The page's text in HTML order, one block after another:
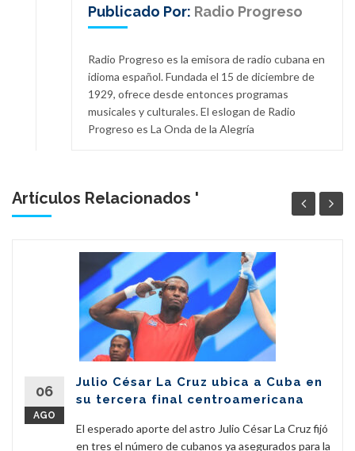
Publicado Por: Radio Progreso
Radio Progreso es la emisora de radio cubana en
idioma español. Fundada el 15 de diciembre de
1929, ofrece desde entonces programas
musicales y culturales. El eslogan de Radio
Progreso es La Onda de la Alegría
Artículos Relacionados '
06
AGO
Julio César La Cruz ubica a Cuba en
su tercera final centroamericana
El esperado aporte del astro Julio César La Cruz fijó
en tres el número de cubanos ya asegurados para la